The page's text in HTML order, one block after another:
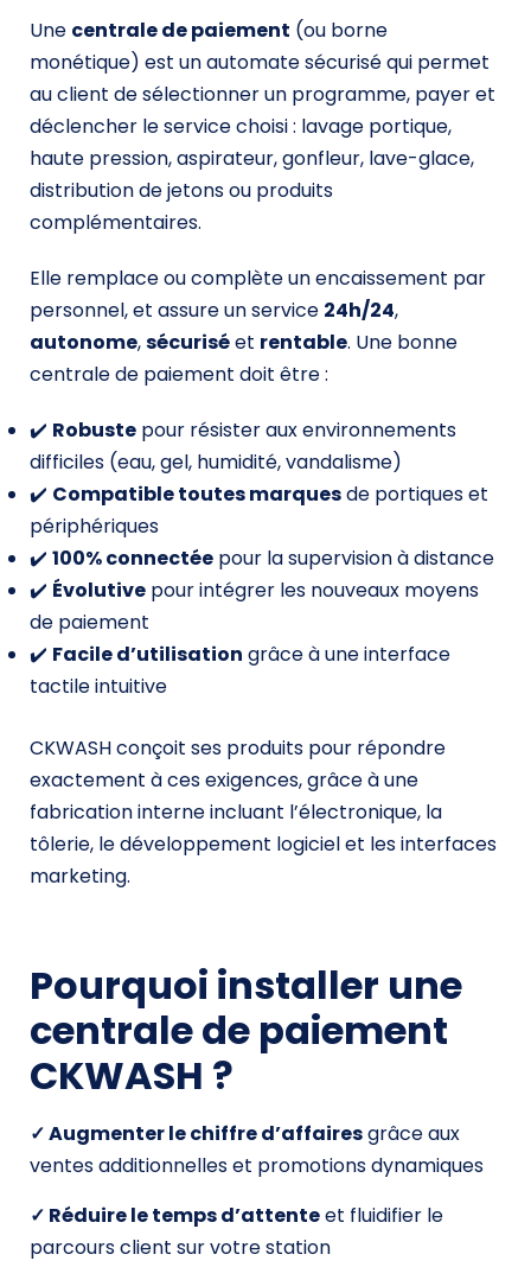
Une centrale de paiement (ou borne
monétique) est un automate sécurisé qui permet
au client de sélectionner un programme, payer et
déclencher le service choisi : lavage portique,
haute pression, aspirateur, gonfleur, lave-glace,
distribution de jetons ou produits
complémentaires.
Elle remplace ou complète un encaissement par
personnel, et assure un service 24h/24,
autonome,sécuriséet rentable. Une bonne
centrale de paiement doit être :
✔️ Robuste pour résister aux environnements
difficiles (eau, gel, humidité, vandalisme)
✔️ Compatible toutes marquesde portiques et
périphériques
✔️ 100% connectée pour la supervision à distance
✔️ Évolutive pour intégrer les nouveaux moyens
de paiement
✔️ Facile d’utilisation grâce à une interface
tactile intuitive
CKWASH conçoit ses produits pour répondre
exactement à ces exigences, grâce à une
fabrication interne incluant l’électronique, la
tôlerie, le développement logiciel et les interfaces
marketing.
Pourquoi installer une
centrale de paiement
CKWASH ?
✓ Augmenter le chiffre d’affairesgrâce aux
ventes additionnelles et promotions dynamiques
✓ Réduire le temps d’attenteet fluidifier le
parcours client sur votre station